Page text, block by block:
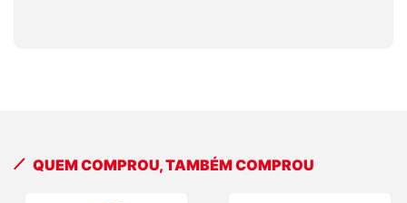
QUEM COMPROU, TAMBÉM COMPROU